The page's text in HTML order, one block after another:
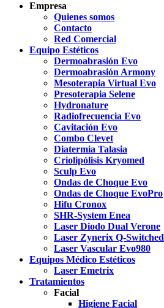
Empresa
Quienes somos
Contacto
Red Comercial
Equipo Estéticos
Dermoabrasión Evo
Dermoabrasión Armony
Mesoterapia Virtual Evo
Presoterapia Selene
Hydronature
Radiofrecuencia Evo
Cavitación Evo
Combo Clevet
Diatermia Talasia
Criolipólisis Kryomed
Sculp Evo
Ondas de Choque Evo
Ondas de Choque EvoPro
Hifu Cronox
SHR-System Enea
Laser Diodo Dual Verone
Laser Zynerix Q-Switched
Laser Vascular Evo980
Equipos Médico Estéticos
Laser Emetrix
Tratamientos
Facial
Higiene Facial